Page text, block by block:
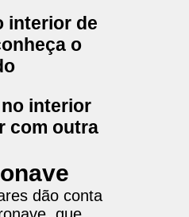
interior de
o
interior
com outra
dão conta